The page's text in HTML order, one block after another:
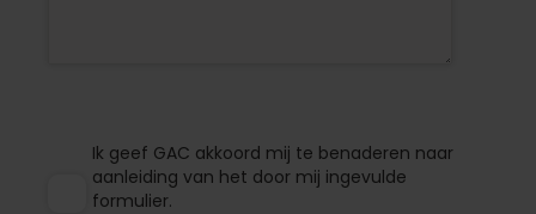
Ik geef GAC akkoord mij te benaderen naar
aanleiding van het door mij ingevulde
formulier.